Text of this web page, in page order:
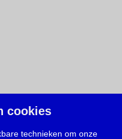
cookies
technieken om onze